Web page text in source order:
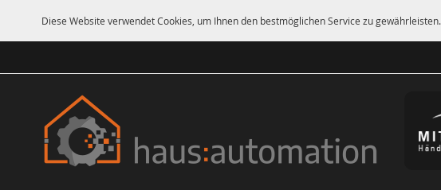
Diese Website verwendet Cookies, um Ihnen den bestmöglichen Service zu gewährleisten.
zum